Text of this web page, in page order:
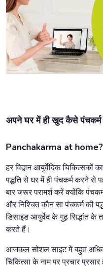
अपने घर में ही खुद कैसे
Panchakarma at home?
हर विद्वान आयुर्वेदिक चिकित्सकों
पद्धति से घर में ही पंचकर्म करने से
बार जरूर परामर्श करें क्योंकि
और निश्चित कौन सा पंचकर्म की
डिसाइड आयुर्वेद के गुढ़ सिद्धांत के
करते हैं।
आजकल सोशल साइट में बहुत
चिकित्सा के नाम पर प्रचार प्रसार